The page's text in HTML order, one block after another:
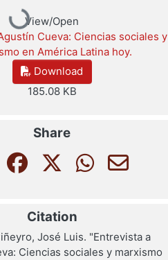
Loading...
View/Open
Cueva: Ciencias sociales y
en América Latina hoy.
Download
185.08 KB
Share
Citation
José Luis. "Entrevista a
Ciencias sociales y marxismo